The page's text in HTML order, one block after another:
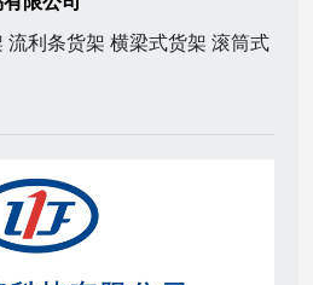
利条货架 横梁式货架 滚筒式